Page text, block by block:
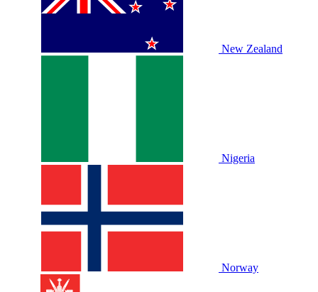
New Zealand
Nigeria
Norway